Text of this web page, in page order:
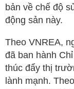
bản về chế độ
động sản này.
Theo VNREA,
đã ban hành
thúc đẩy thị
lành mạnh.